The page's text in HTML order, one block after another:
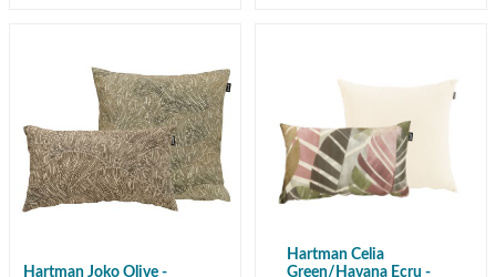
Hartman Joko Olive -
Hartman Celia
Green/Havana Ecru -